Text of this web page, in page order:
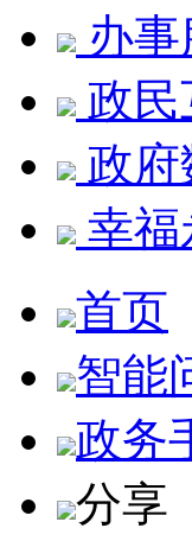
办事
政民
政府
幸福
首页
智能
政务
分享